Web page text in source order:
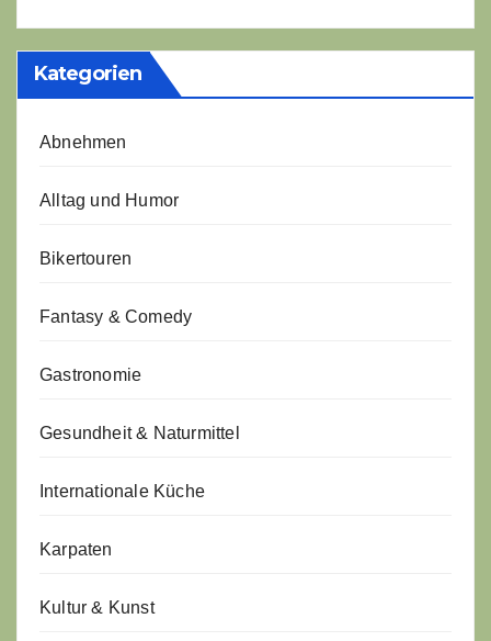
Kategorien
Abnehmen
Alltag und Humor
Bikertouren
Fantasy & Comedy
Gastronomie
Gesundheit & Naturmittel
Internationale Küche
Karpaten
Kultur & Kunst